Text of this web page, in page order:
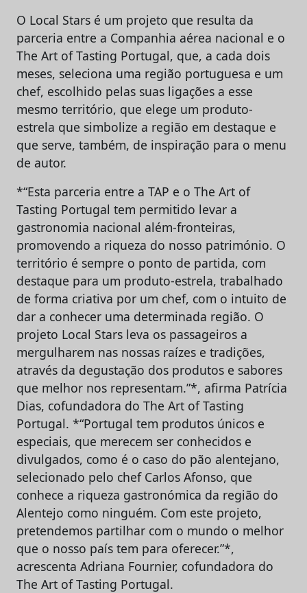
O Local Stars é um projeto que resulta da
parceria entre a Companhia aérea nacional e o
The Art of Tasting Portugal, que, a cada dois
meses, seleciona uma região portuguesa e um
chef, escolhido pelas suas ligações a esse
mesmo território, que elege um produto-
estrela que simbolize a região em destaque e
que serve, também, de inspiração para o menu
de autor.
*“Esta parceria entre a TAP e o The Art of
Tasting Portugal tem permitido levar a
gastronomia nacional além-fronteiras,
promovendo a riqueza do nosso património. O
território é sempre o ponto de partida, com
destaque para um produto-estrela, trabalhado
de forma criativa por um chef, com o intuito de
dar a conhecer uma determinada região. O
projeto Local Stars leva os passageiros a
mergulharem nas nossas raízes e tradições,
através da degustação dos produtos e sabores
que melhor nos representam.”*, afirma Patrícia
Dias, cofundadora do The Art of Tasting
Portugal. *“Portugal tem produtos únicos e
especiais, que merecem ser conhecidos e
divulgados, como é o caso do pão alentejano,
selecionado pelo chef Carlos Afonso, que
conhece a riqueza gastronómica da região do
Alentejo como ninguém. Com este projeto,
pretendemos partilhar com o mundo o melhor
que o nosso país tem para oferecer.”*,
acrescenta Adriana Fournier, cofundadora do
The Art of Tasting Portugal.